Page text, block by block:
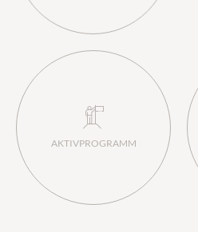
AKTIVPROGRAMM